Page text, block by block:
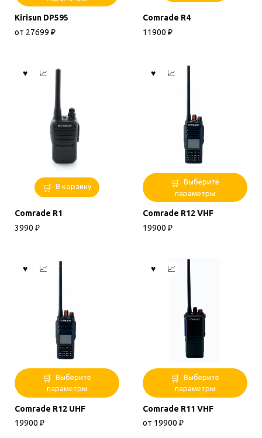
имеет
несколько
товара.
Kirisun DP595
от 27699 ₽
Comrade R4
11900 ₽
В корзину
Comrade R1
3990 ₽
Выберите
параметры
Этот
товар
имеет
несколько
Comrade R12 VHF
19900 ₽
Выберите
параметры
Этот
товар
имеет
несколько
Comrade R12 UHF
19900 ₽
Выберите
параметры
Этот
товар
имеет
несколько
Comrade R11 VHF
от 19900 ₽